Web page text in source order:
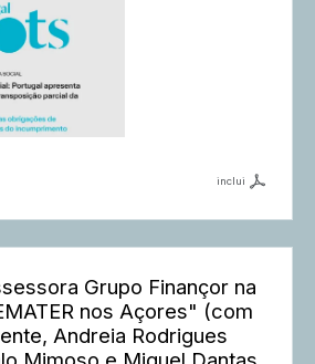
inclui
Grupo Finançor na
nos Açores" (com
Andreia Rodrigues